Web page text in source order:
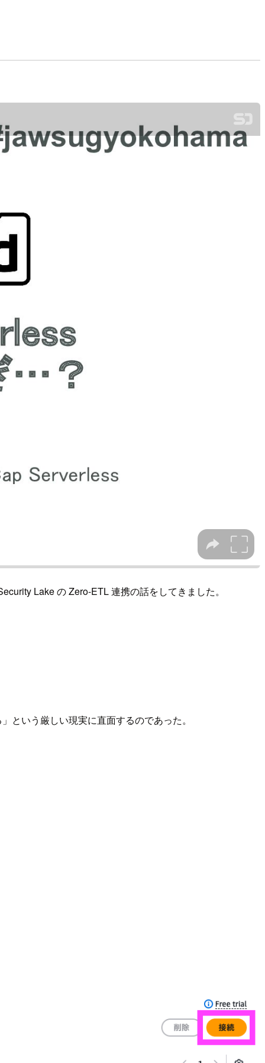
Lake の Zero-ETL 連携の話をしてきました。
という厳しい現実に直面するのであった。